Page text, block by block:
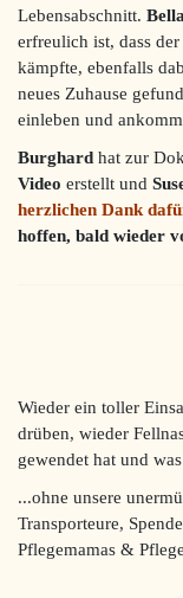
Lebensabschnitt. Bella
erfreulich ist, dass
kämpfte, ebenfalls
neues Zuhause
einleben und
Burghard hat zur
Video erstellt und
herzlichen Dank
hoffen, bald wieder
Wieder ein toller
drüben, wieder
gewendet hat und
...ohne unsere
Transporteure,
Pflegemamas &